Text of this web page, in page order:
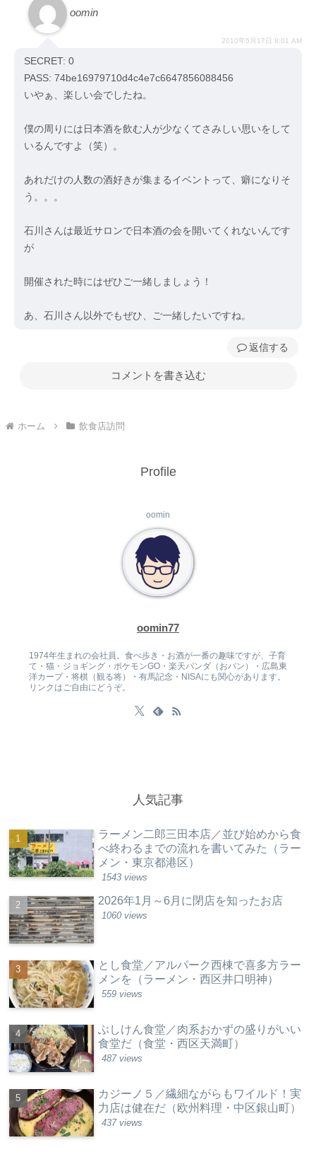
oomin
2010年5月17日 8:01 AM
SECRET: 0
PASS: 74be16979710d4c4e7c6647856088456
いやぁ、楽しい会でしたね。
僕の周りには日本酒を飲む人が少なくてさみしい思いをして
いるんですよ（笑）。
あれだけの人数の酒好きが集まるイベントって、癖になりそ
う。。。
石川さんは最近サロンで日本酒の会を開いてくれないんです
が
開催された時にはぜひご一緒しましょう！
あ、石川さん以外でもぜひ、ご一緒したいですね。
返信
コメントを書き込む
ホーム 飲食店訪問
Profile
oomin
oomin77
1974年生まれの会社員。食べ歩き・お酒が一番の趣味ですが、子育
て・猫・ジョギング・ポケモンGO・楽天パンダ（おパン）・広島東
洋カープ・将棋（観る将）・有馬記念・NISAにも関心があります。
リンクはご自由にどうぞ。
人気記事
ラーメン二郎三田本店／並び始めから食
べ終わるまでの流れを書いてみた（ラー
メン・東京都港区）
1543 views
2026年1月～6月に閉店を知ったお店
1060 views
とし食堂／アルパーク西棟で喜多方ラー
メンを（ラーメン・西区井口明神）
559 views
ぶしけん食堂／肉系おかずの盛りがいい
食堂だ（食堂・西区天満町）
487 views
カジーノ５／繊細ながらもワイルド！実
力店は健在だ（欧州料理・中区銀山町）
437 views